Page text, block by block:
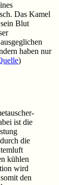
Das Kamel
Blut
haben nur
)
ist die
die
kühlen
wird
den